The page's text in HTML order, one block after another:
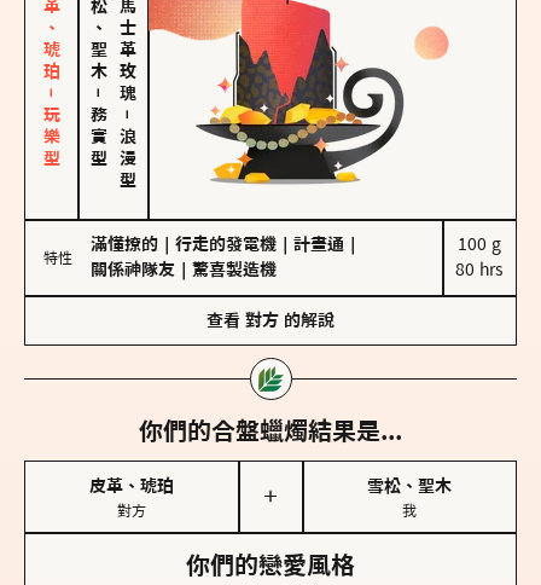
皮革、琥珀－玩樂型 雪松、聖木
－
務實型
大馬士革玫瑰
－
浪漫型
特性
滿懂撩的 行走的發電機 計畫通
關係神隊友
驚喜製造機
100 g
80 hrs
查看 對方 的解說
你們的合盤蠟燭結果是...
皮革、琥珀
對方
＋
雪松、聖木
我
你們的戀愛風格